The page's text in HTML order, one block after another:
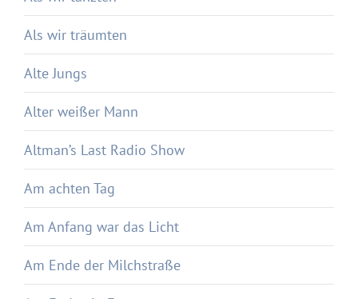
Als wir träumten
Alte Jungs
Alter weißer Mann
Altman’s Last Radio Show
Am achten Tag
Am Anfang war das Licht
Am Ende der Milchstraße